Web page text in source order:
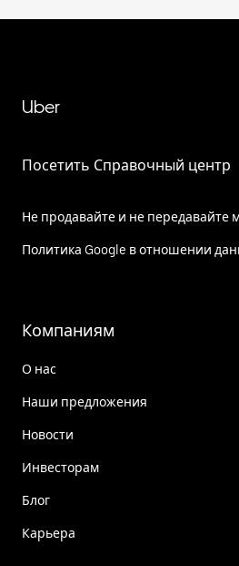
Uber
Посетить Справочный центр
Не продавайте и не
Политика Google в отношении
Компаниям
О нас
Наши предложения
Новости
Инвесторам
Блог
Карьера